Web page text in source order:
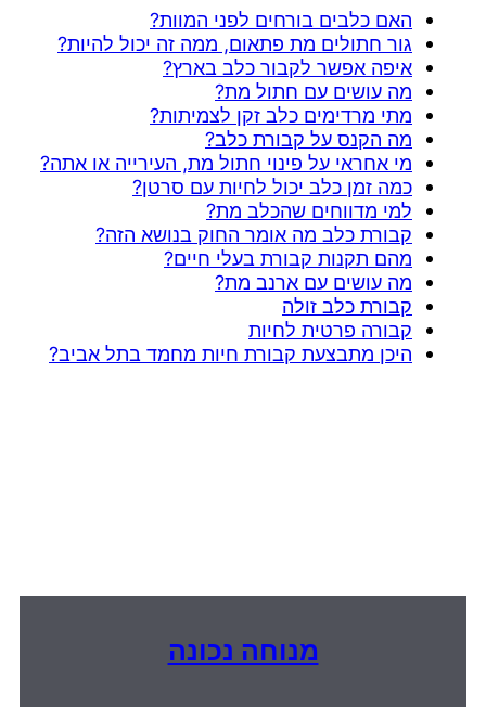
האם כלבים בורחים לפני המוות?
גור חתולים מת פתאום, ממה זה יכול להיות?
איפה אפשר לקבור כלב בארץ?
מה עושים עם חתול מת?
מתי מרדימים כלב זקן לצמיתות?
מה הקנס על קבורת כלב?
מי אחראי על פינוי חתול מת, העירייה או אתה?
כמה זמן כלב יכול לחיות עם סרטן?
למי מדווחים שהכלב מת?
קבורת כלב מה אומר החוק בנושא הזה?
מהם תקנות קבורת בעלי חיים?
מה עושים עם ארנב מת?
קבורת כלב זולה
קבורה פרטית לחיות
היכן מתבצעת קבורת חיות מחמד בתל אביב?
מנוחה נכונה